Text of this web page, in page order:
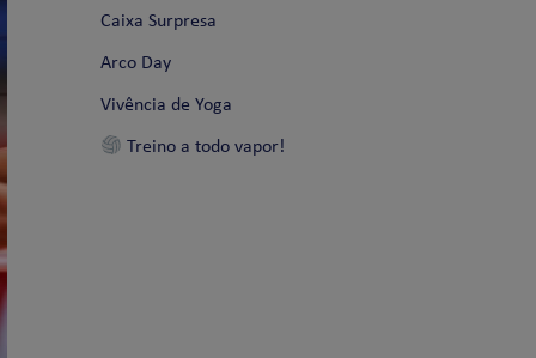
Caixa Surpresa
Arco Day
Vivência de Yoga
Treino a todo vapor!